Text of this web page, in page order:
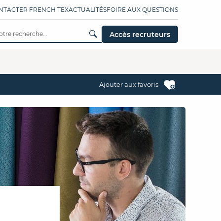
FRENCH TEXACTUALITÉSFOIRE AUX QUESTIONS
Accès recruteurs
Ajouter aux favoris